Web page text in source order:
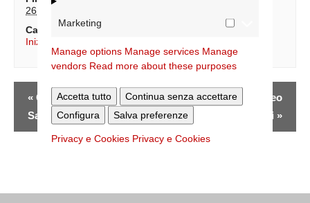
Marketing
Manage options Manage services Manage
vendors Read more about these purposes
Accetta tutto
Continua senza accettare
Configura
Salva preferenze
Privacy e Cookies Privacy e Cookies
26 Giugno 2025
Categoria Evento:
Iniziative Giubileo 25
Evento
Navigazione
« Giubileo dei
Sacerdoti
Partecipa al Giubileo
dei Vescovi »